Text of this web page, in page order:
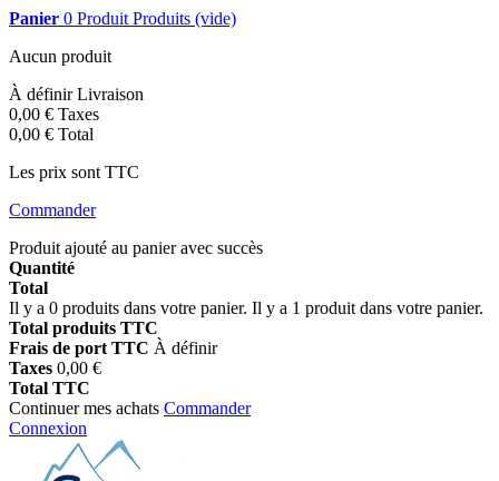
Panier 0 Produit Produits (vide)
Aucun produit
À définirLivraison
0,00 € Taxes
0,00 € Total
Les prix sont TTC
Commander
Produit ajouté au panier avec succès
Quantité
Total
Il y a 0 produits dans votre panier. Il y a 1 produit dans votre panier.
Total produits TTC
Frais de port TTC À définir
Taxes 0,00 €
Total TTC
Continuer mes achats Commander
Connexion